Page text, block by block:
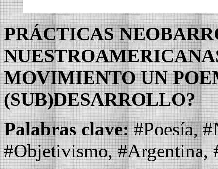
PRÁCTICAS
MOVIMIENTO UN
(SUB)DESARROLLO?
Palabras clave:#Poesía,
#Objetivismo, #Argentina,